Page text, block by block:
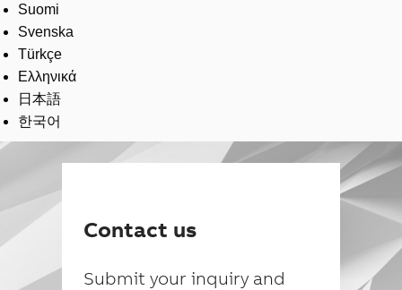
Suomi
Svenska
Türkçe
Ελληνικά
日本語
한국어
Contact us
Submit your inquiry and